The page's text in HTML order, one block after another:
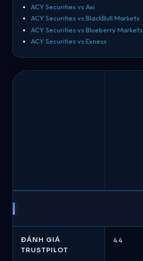
ACY Securities vs Axi
ACY Securities vs BlackBull Markets
ACY Securities vs Blueberry Markets
ACY Securities vs Exness
Securities
vs
AvaTrade
ĐÁNH GIÁ
TRUSTPILOT
4.4